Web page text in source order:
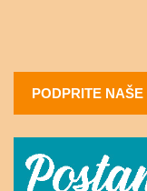
PODPRITE